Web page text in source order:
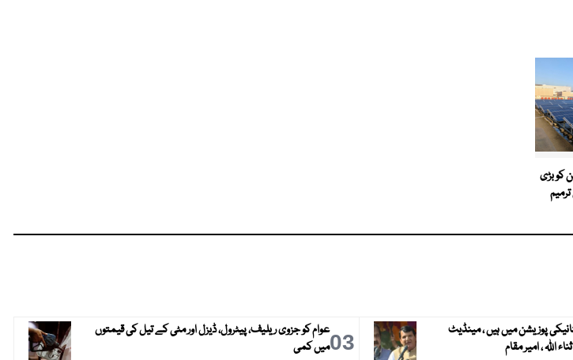
کو بڑی
پوزیشن میں ہیں ، مینڈیٹ
اللہ ، امیر مقام
03عوام کو جزوی ریلیف، پیٹرول، ڈیزل اور مٹی کے تیل کی قیمتوں
میں کمی